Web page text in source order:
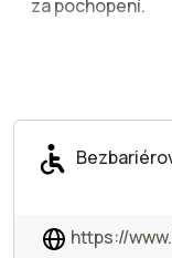
za pochopení.
Frýdku:
náklady místní
https://